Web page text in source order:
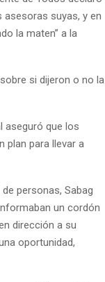
asesoras suyas, y en
la maten” a la
si dijeron o no la
aseguró que los
plan para llevar a
personas, Sabag
un cordón
dirección a su
oportunidad,